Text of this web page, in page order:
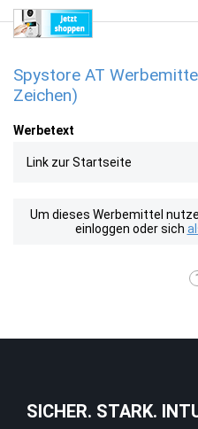
Spystore AT
Zeichen)
Werbetext
Link zur Startseite
Um dieses Werbemittel
einloggen oder sich
1
SICHER. STARK.